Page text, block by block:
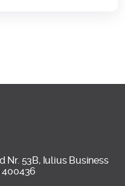
Nr. 53B, Iulius Business